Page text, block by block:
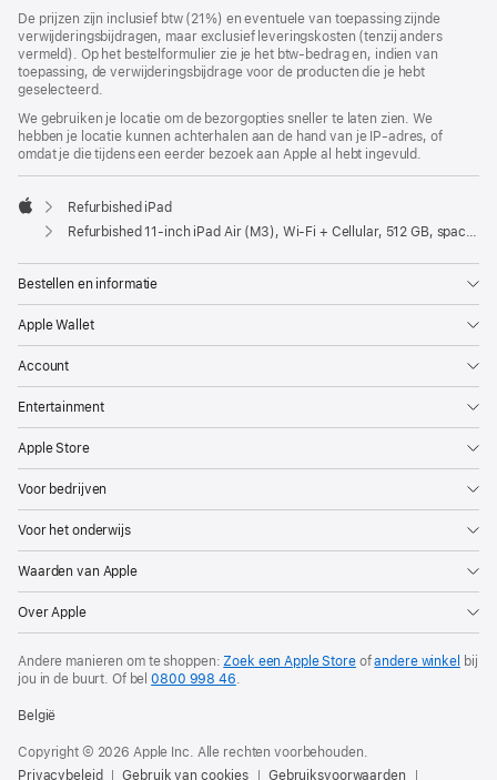
De prijzen zijn inclusief btw (21%) en eventuele van toepassing zijnde
verwijderingsbijdragen, maar exclusief leveringskosten (tenzij anders
vermeld). Op het bestelformulier zie je het btw-bedrag en, indien van
toepassing, de verwijderingsbijdrage voor de producten die je hebt
geselecteerd.
We gebruiken je locatie om de bezorgopties sneller te laten zien. We
hebben je locatie kunnen achterhalen aan de hand van je IP-adres, of
omdat je die tijdens een eerder bezoek aan Apple al hebt ingevuld.
Apple
Refurbished iPad
Refurbished 11‑inch iPad Air (M3), Wi-Fi + Cellular, 512 GB, spacegrijs
Bestellen en informatie
Apple Wallet
Account
Entertainment
Apple Store
Voor bedrijven
Voor het onderwijs
Waarden van Apple
Over Apple
Andere manieren om te shoppen: Zoek een Apple Storeofandere winkel bij
jou in de buurt. Of bel0800 998 46
België
Copyright © 2026 Apple Inc. Alle rechten voorbehouden.
Privacybeleid
Gebruik van cookies Gebruiksvoorwaarden